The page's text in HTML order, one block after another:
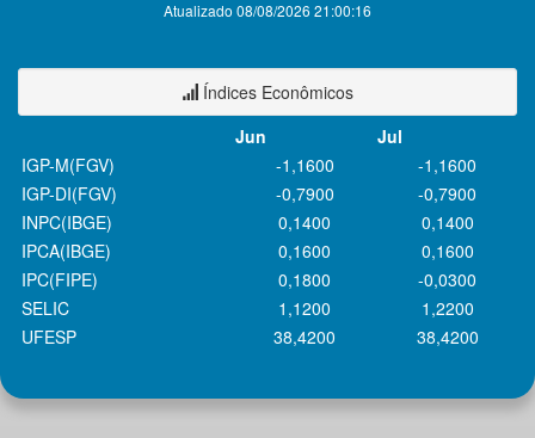
Atualizado 08/08/2026 21:00:16
Índices Econômicos
Jun
Jul
IGP-M(FGV)
-1,1600
-1,1600
IGP-DI(FGV)
-0,7900
-0,7900
INPC(IBGE)
0,1400
0,1400
IPCA(IBGE)
0,1600
0,1600
IPC(FIPE)
0,1800
-0,0300
SELIC
1,1200
1,2200
UFESP
38,4200 38,4200